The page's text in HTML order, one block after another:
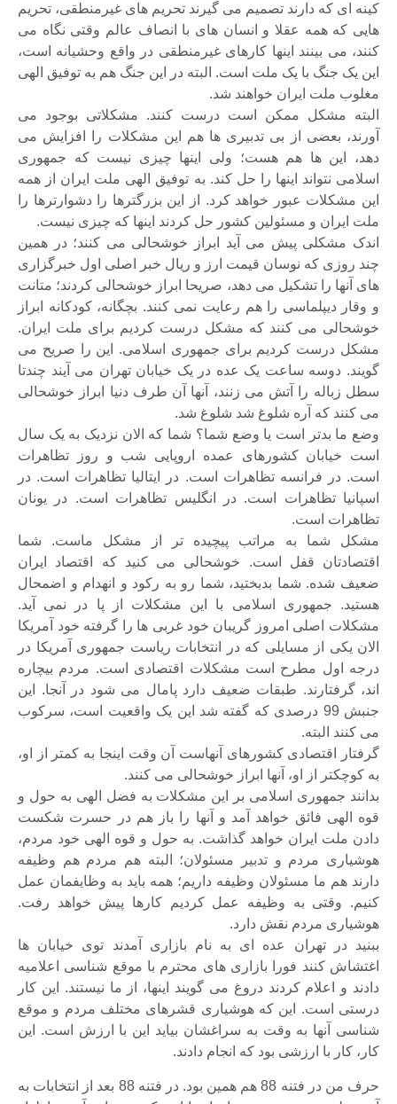
کینه ای که دارند تصمیم می گیرند تحریم های غیرمنطقی، تحریم
هایی که همه عقلا و انسان های با انصاف عالم وقتی نگاه می
کنند، می بینند اینها کارهای غیرمنطقی در واقع وحشیانه است،
این یک جنگ با یک ملت است. البته در این جنگ هم به توفیق الهی
مغلوب ملت ایران خواهند شد.
البته مشکل ممکن است درست کنند. مشکلاتی بوجود می
آورند، بعضی از بی تدبیری ها هم این مشکلات را افزایش می
دهد، این ها هم هست؛ ولی اینها چیزی نیست که جمهوری
اسلامی نتواند اینها را حل کند. به توفیق الهی ملت ایران از همه
این مشکلات عبور خواهد کرد. از این بزرگترها را دشوارترها را
ملت ایران و مسئولین کشور حل کردند اینها که چیزی نیست.
اندک مشکلی پیش می آید ابراز خوشحالی می کنند؛ در همین
چند روزی که نوسان قیمت ارز و ریال خبر اصلی اول خبرگزاری
های آنها را تشکیل می دهد، صریحا ابراز خوشحالی کردند؛ متانت
و وقار دیپلماسی را هم رعایت نمی کنند. بچگانه، کودکانه ابراز
خوشحالی می کنند که مشکل درست کردیم برای ملت ایران.
مشکل درست کردیم برای جمهوری اسلامی. این را صریح می
گویند. دوسه ساعت یک عده در یک خیابان تهران می آیند چندتا
سطل زباله را آتش می زنند، آنها آن طرف دنیا ابراز خوشحالی
می کنند که آره شلوغ شد شلوغ شد.
وضع ما بدتر است یا وضع شما؟ شما که الان نزدیک به یک سال
است خیابان کشورهای عمده اروپایی شب و روز تظاهرات
است. در فرانسه تظاهرات است. در ایتالیا تظاهرات است. در
اسپانیا تظاهرات است. در انگلیس تظاهرات است. در یونان
تظاهرات است.
مشکل شما به مراتب پیچیده تر از مشکل ماست. شما
اقتصادتان قفل است. خوشحالی می کنید که اقتصاد ایران
ضعیف شده. شما بدبختید، شما رو به رکود و انهدام و اضمحال
هستید. جمهوری اسلامی با این مشکلات از پا در نمی آید.
مشکلات اصلی امروز گریبان خود غربی ها را گرفته خود آمریکا
الان یکی از مسایلی که در انتخابات ریاست جمهوری آمریکا در
درجه اول مطرح است مشکلات اقتصادی است. مردم بیچاره
اند، گرفتارند. طبقات ضعیف دارد پامال می شود در آنجا. این
جنبش 99 درصدی که گفته شد این یک واقعیت است، سرکوب
می کنند البته.
گرفتار اقتصادی کشورهای آنهاست آن وقت اینجا به کمتر از او،
به کوچکتر از او، آنها ابراز خوشحالی می کنند.
بدانند جمهوری اسلامی بر این مشکلات به فضل الهی به حول و
قوه الهی فائق خواهد آمد و آنها را باز هم در حسرت شکست
دادن ملت ایران خواهد گذاشت. به حول و قوه الهی خود مردم،
هوشیاری مردم و تدبیر مسئولان؛ البته هم مردم هم وظیفه
دارند هم ما مسئولان وظیفه داریم؛ همه باید به وظایفمان عمل
کنیم. وقتی به وظیفه عمل کردیم کارها پیش خواهد رفت.
هوشیاری مردم نقش دارد.
ببنید در تهران عده ای به نام بازاری آمدند توی خیابان ها
اغتشاش کنند فورا بازاری های محترم با موقع شناسی اعلامیه
دادند و اعلام کردند دروغ می گویند اینها، از ما نیستند. این کار
درستی است. این که هوشیاری قشرهای مختلف مردم و موقع
شناسی آنها به وقت به سراغشان بیاید این با ارزش است. این
کار، کار با ارزشی بود که انجام دادند.
حرف من در فتنه 88 هم همین بود. در فتنه 88 بعد از انتخابات به